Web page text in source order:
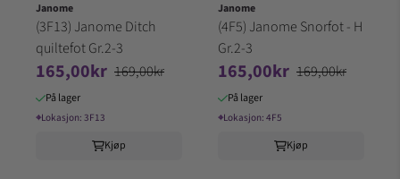
Janome
(3F13) Janome Ditch
quiltefot Gr.2-3
165,00kr 169,00kr
På lager
⌖Lokasjon: 3F13
Kjøp
Janome
(4F5) Janome Snorfot - H
Gr.2-3
165,00kr 169,00kr
På lager
⌖Lokasjon: 4F5
Kjøp